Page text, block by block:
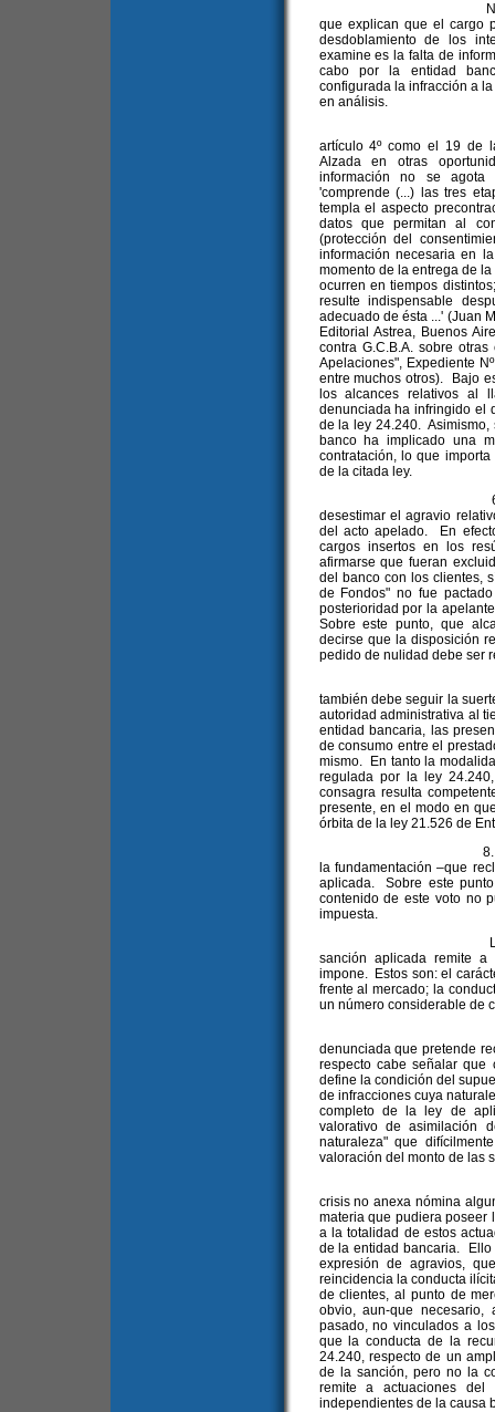
No se trata aquí
que explican que el cargo
desdoblamiento de los
examine es la falta de
cabo por la entidad
configurada la infracción a
en análisis.
artículo 4º como el 19 de
Alzada en otras
información no se
'comprende (...) las tres
templa el aspecto
datos que permitan al
(protección del
información necesaria en
momento de la entrega de
ocurren en tiempos
resulte indispensable
adecuado de ésta ...' (Juan
Editorial Astrea, Buenos
contra G.C.B.A. sobre
Apelaciones", Expediente
entre muchos otros). Bajo
los alcances relativos al
denunciada ha infringido el
de la ley 24.240.
banco ha implicado una
contratación, lo que
de la citada ley.
6. El análisis
desestimar el agravio
del acto apelado. En
cargos insertos en los
afirmarse que fueran
del banco con los clientes,
de Fondos" no fue
posterioridad por la
Sobre este punto, que
decirse que la disposición
pedido de nulidad debe ser
también debe seguir la
autoridad administrativa al
entidad bancaria, las
de consumo entre el
mismo. En tanto la
regulada por la ley
consagra resulta
presente, en el modo en
órbita de la ley 21.526 de
8. Se agravia
la fundamentación –que
aplicada. Sobre este
contenido de este voto no
impuesta.
La
sanción aplicada remite
impone. Estos son: el
frente al mercado; la
un número considerable de
denunciada que pretende
respecto cabe señalar
define la condición del
de infracciones cuya
completo de la ley de
valorativo de asimilación
naturaleza" que
valoración del monto de las
crisis no anexa nómina
materia que pudiera poseer
a la totalidad de estos
de la entidad bancaria. Ello
expresión de agravios,
reincidencia la conducta
de clientes, al punto de
obvio, aun-que
pasado, no vinculados a
que la conducta de la
24.240, respecto de un
de la sanción, pero no la
remite a actuaciones
independientes de la causa